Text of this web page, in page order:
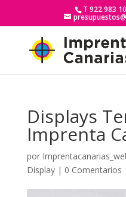
T 922 983
Displays
Imprenta
por
Display| 0 Comentarios